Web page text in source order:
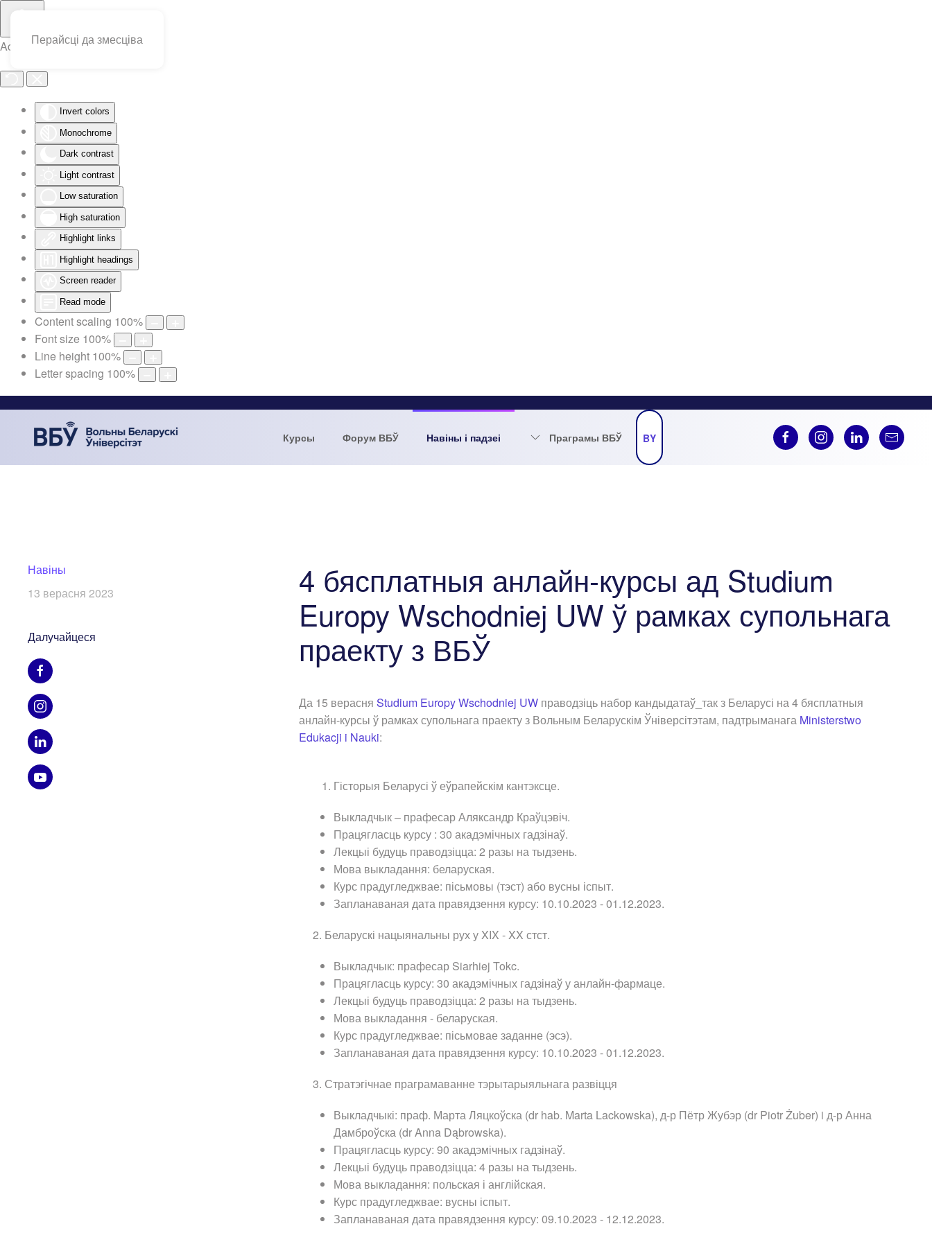
Accessibility Tools
Invert colors
Monochrome
Dark contrast
Light contrast
Low saturation
High saturation
Highlight links
Highlight headings
Screen reader
Read mode
Content scaling 100%
Font size 100%
Line height 100%
Letter spacing 100%
Перайсці да змесціва
Курсы Форум ВБЎ Навіны і падзеі Праграмы ВБЎ BY
Навіны
13 верасня 2023
Далучайцеся
4 бясплатныя анлайн-курсы ад Studium
Europy Wschodniej UW ў рамках супольнага
праекту з ВБЎ
Да 15 верасняStudium Europy Wschodniej UW праводзіць набор кандыдатаў_так з Беларусі на 4 бясплатныя
анлайн-курсы ў рамках супольнага праекту з Вольным Беларускім Ўніверсітэтам, падтрыманага Ministerstwo
Edukacji i Nauki:
Гісторыя Беларусі ў еўрапейскім кантэксце.
Выкладчык – прафесар Аляксандр Краўцэвіч.
Працягласць курсу : 30 акадэмічных гадзінаў.
Лекцыі будуць праводзіцца: 2 разы на тыдзень.
Мова выкладання: беларуская.
Курс прадугледжвае: пісьмовы (тэст) або вусны іспыт.
Запланаваная дата правядзення курсу: 10.10.2023 - 01.12.2023.
2. Беларускі нацыянальны рух у XIX - XX стст.
Выкладчык: прафесар Siarhiej Tokc.
Працягласць курсу: 30 акадэмічных гадзінаў у анлайн-фармаце.
Лекцыі будуць праводзіцца: 2 разы на тыдзень.
Мова выкладання - беларуская.
Курс прадугледжвае: пісьмовае заданне (эсэ).
Запланаваная дата правядзення курсу: 10.10.2023 - 01.12.2023.
3. Стратэгічнае праграмаванне тэрытарыяльнага развіцця
Выкладчыкі: праф. Марта Ляцкоўска (dr hab. Marta Lackowska), д-р Пётр Жубэр (dr Piotr Żuber) i д-р Анна
Дамброўска (dr Anna Dąbrowska).
Працягласць курсу: 90 акадэмічных гадзінаў.
Лекцыі будуць праводзіцца: 4 разы на тыдзень.
Мова выкладання: польская і англійская.
Курс прадугледжвае: вусны іспыт.
Запланаваная дата правядзення курсу: 09.10.2023 - 12.12.2023.